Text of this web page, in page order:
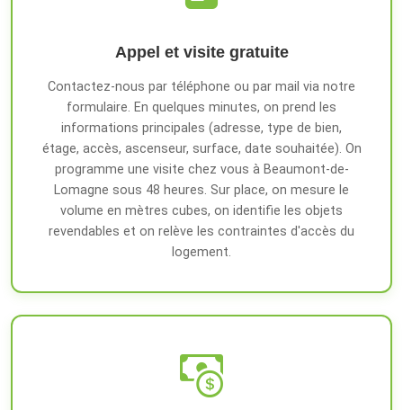
Appel et visite gratuite
Contactez-nous par téléphone ou par mail via notre
formulaire. En quelques minutes, on prend les
informations principales (adresse, type de bien,
étage, accès, ascenseur, surface, date souhaitée). On
programme une visite chez vous à Beaumont-de-
Lomagne sous 48 heures. Sur place, on mesure le
volume en mètres cubes, on identifie les objets
revendables et on relève les contraintes d'accès du
logement.